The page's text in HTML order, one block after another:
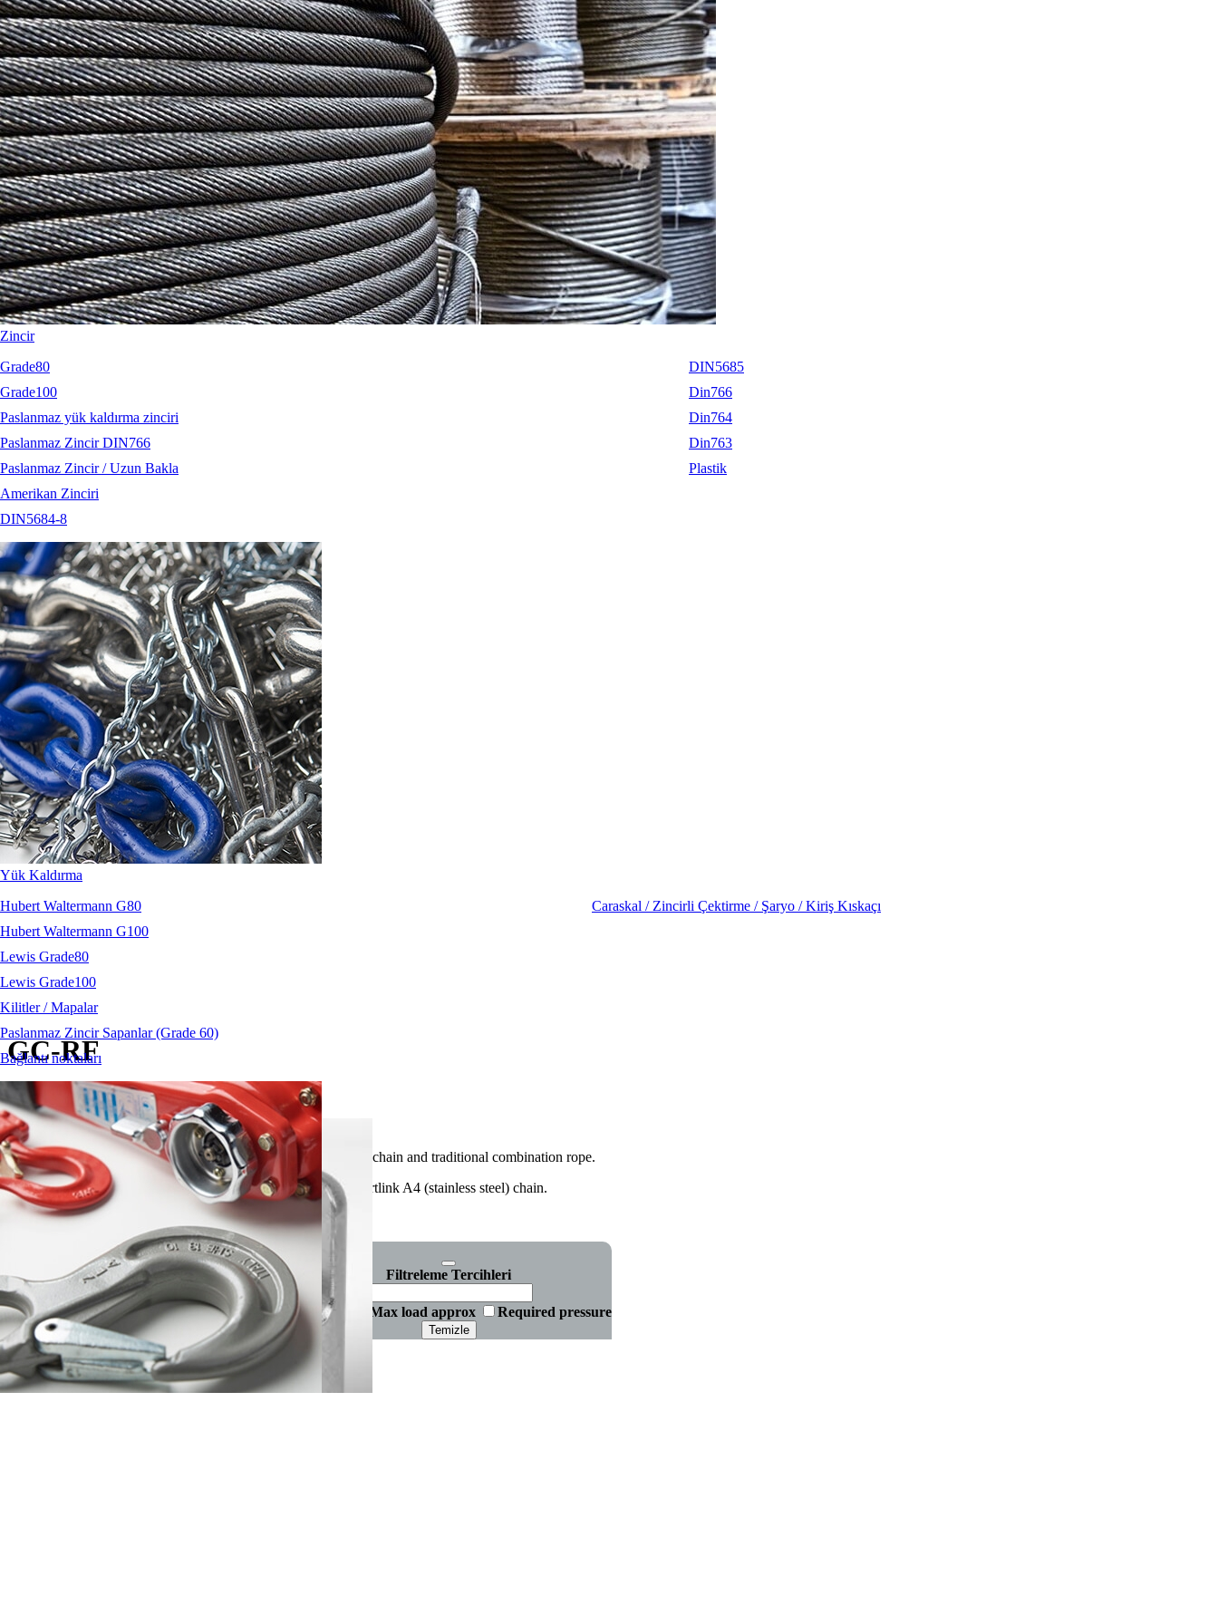
Zincir
Grade80
Grade100
Paslanmaz yük kaldırma zinciri
Paslanmaz Zincir DIN766
Paslanmaz Zincir / Uzun Bakla
Amerikan Zinciri
DIN5684-8
DIN5685
Din766
Din764
Din763
Plastik
Yük Kaldırma
Hubert Waltermann G80
Hubert Waltermann G100
Lewis Grade80
Lewis Grade100
Kilitler / Mapalar
Paslanmaz Zincir Sapanlar (Grade 60)
Bağlantı noktaları
Caraskal / Zincirli Çektirme / Şaryo / Kiriş Kıskaçı
Terrier
RopeBlock
Nemag
Talurit
GC-RF
İNDİR
Two designs, four products. Endless possibilities.
Our new "fork" and "eye" connectors is now available for both chain and traditional combination rope.
Compatible with GC16-RMU/RSP rope and 6mm DIN766 shortlink A4 (stainless steel) chain.
The same die is used for both rope and chain versions.
Art no. Max load approx Required pressure Filtreleme Tercihleri
Art no. Max load approx Required pressure
Temizle
GC16-RF10kN
500kN
GC18-RF10kN
500kN
GC20-RFin process xx